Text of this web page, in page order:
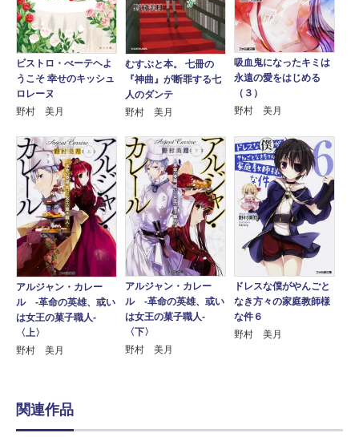
ビストロ・べーテヘよ
うこそ 幸せのキッシュ
ロレーヌ
野村 美月
むすぶと本。 七冊の
『神曲』が断罪する七
人のダンテ
野村 美月
吸血鬼になったキミは
永遠の愛をはじめる
（３）
野村 美月
アルジャン・カレー
ル ‐革命の英雄、或い
は女王の菓子職人‐
〈上〉
野村 美月
アルジャン・カレー
ル ‐革命の英雄、或い
は女王の菓子職人‐
〈下〉
野村 美月
ドレスな僕がやんごと
なき方々の家庭教師様
な件６
野村 美月
関連作品